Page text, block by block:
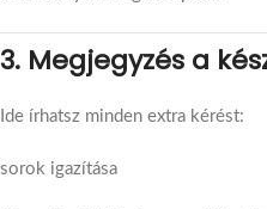
3. Megjegyzés a
Ide írhatsz minden extra kérést:
sorok igazítása